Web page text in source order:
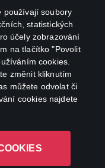
používají soubory
statistických
účely zobrazování
na tlačítko "Povolit
cookies.
změnit kliknutím
můžete odvolat či
cookies najdete